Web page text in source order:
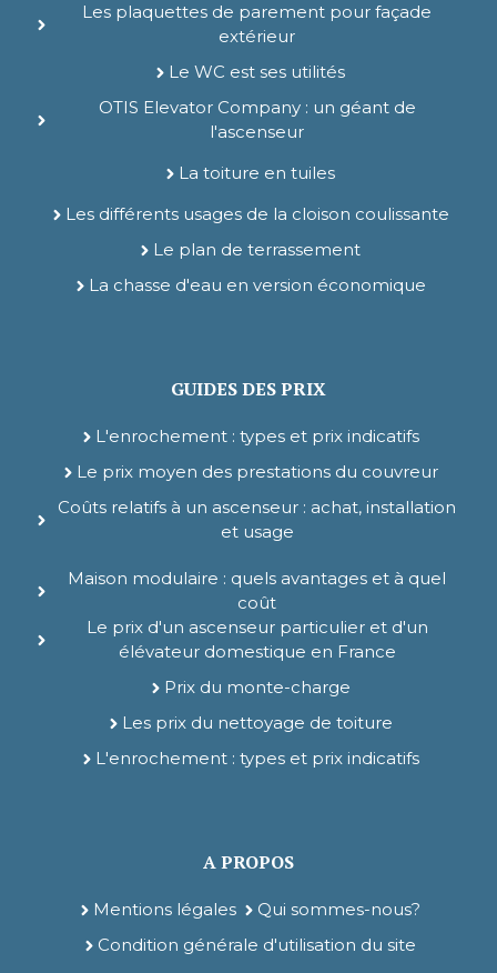
Les plaquettes de parement pour façade
extérieur
Le WC est ses utilités
OTIS Elevator Company : un géant de
l'ascenseur
La toiture en tuiles
Les différents usages de la cloison coulissante
Le plan de terrassement
La chasse d'eau en version économique
GUIDES DES PRIX
L'enrochement : types et prix indicatifs
Le prix moyen des prestations du couvreur
Coûts relatifs à un ascenseur : achat, installation
et usage
Maison modulaire : quels avantages et à quel
coût
Le prix d'un ascenseur particulier et d'un
élévateur domestique en France
Prix du monte-charge
Les prix du nettoyage de toiture
L'enrochement : types et prix indicatifs
A PROPOS
Mentions légales
Qui sommes-nous?
Condition générale d'utilisation du site